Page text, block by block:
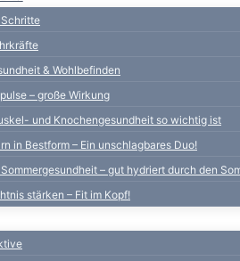
& Wohlbefinden
– große Wirkung
und Knochengesundheit so wichtig ist
in Bestform – Ein unschlagbares Duo!
– gut hydriert durch den
stärken – Fit im Kopf!